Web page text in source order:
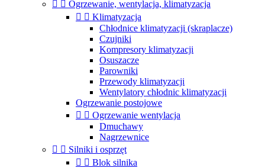
  Ogrzewanie, wentylacja, klimatyzacja
  Klimatyzacja
Chłodnice klimatyzacji (skraplacze)
Czujniki
Kompresory klimatyzacji
Osuszacze
Parowniki
Przewody klimatyzacji
Wentylatory chłodnic klimatyzacji
Ogrzewanie postojowe
  Ogrzewanie wentylacja
Dmuchawy
Nagrzewnice
  Silniki i osprzęt
  Blok silnika